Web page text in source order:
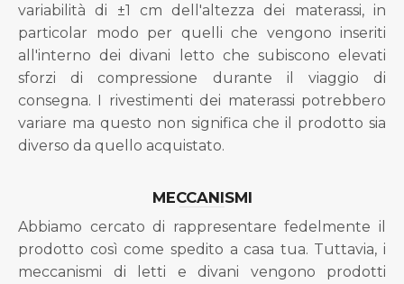
variabilità di ±1 cm dell'altezza dei materassi, in
particolar modo per quelli che vengono inseriti
all'interno dei divani letto che subiscono elevati
sforzi di compressione durante il viaggio di
consegna. I rivestimenti dei materassi potrebbero
variare ma questo non significa che il prodotto sia
diverso da quello acquistato.
MECCANISMI
Abbiamo cercato di rappresentare fedelmente il
prodotto così come spedito a casa tua. Tuttavia, i
meccanismi di letti e divani vengono prodotti